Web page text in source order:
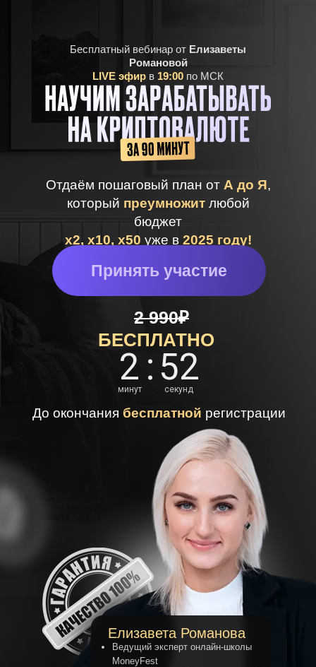
Бесплатный вебинар от Елизаветы
Романовой
LIVE эфир в 19:00 по МСК
Отдаём пошаговый план от А до Я,
который преумножит любой
бюджет
х2, х10, х50 уже в 2025 году!
Ведущий эксперт онлайн-школы
MoneyFest
Елизавета Романова
Принять участие
БЕСПЛАТНО
2 990₽
2
минут
: 52
секунд
До окончания бесплатной регистрации